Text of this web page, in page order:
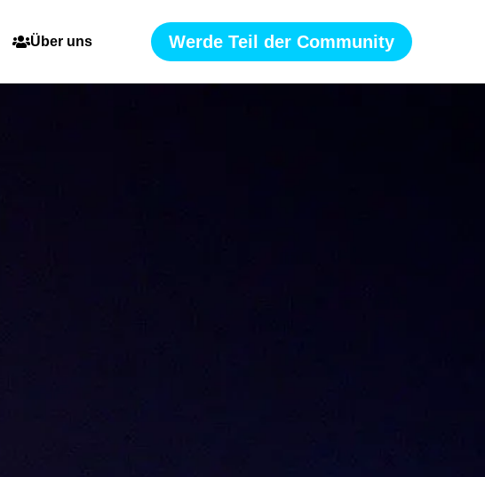
Über uns Werde Teil der Community